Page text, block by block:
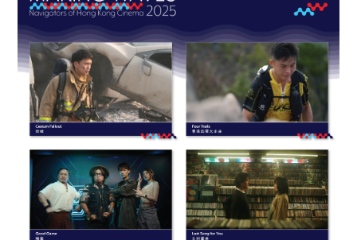
2022
Paris
Berlin
Seoul
Tokyo